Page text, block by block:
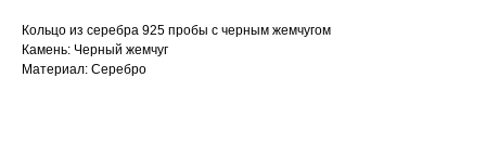
Кольцо из серебра 925 пробы с черным жемчугом
Камень: Черный жемчуг
Материал: Серебро